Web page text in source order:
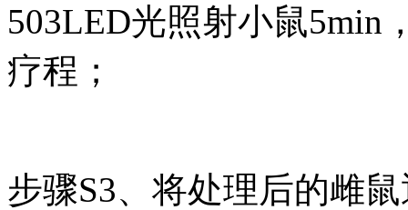
503LED光照射小鼠5min
疗程；
步骤S3、将处理后的雌